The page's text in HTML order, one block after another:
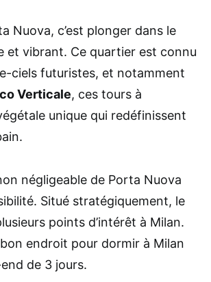
Nuova, c’est plonger dans le
et vibrant. Ce quartier est connu
ciels futuristes, et notamment
Verticale, ces tours à
unique qui redéfinissent
négligeable de Porta Nuova
Situé stratégiquement, le
points d’intérêt à Milan.
bon endroit pour dormir à Milan
de 3 jours.